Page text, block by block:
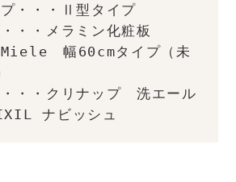
・・・Ⅱ型タイプ
・・メラミン化粧板
　幅60cmタイプ（未
・・クリナップ　洗エール
ナビッシュ